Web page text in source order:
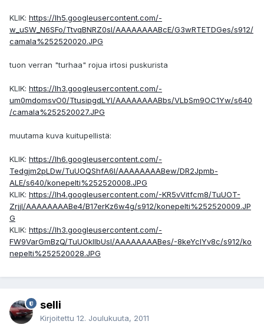
KLIK: https://lh5.googleusercontent.com/-
w_uSW_N6SFo/TtvqBNRZ0sI/AAAAAAAABcE/G3wRTETDGes/s912/
camala%252520020.JPG
tuon verran "turhaa" rojua irtosi puskurista
KLIK: https://lh3.googleusercontent.com/-
um0mdomsvO0/TtusipgdLYI/AAAAAAAABbs/VLbSm9OC1Yw/s640
/camala%252520027.JPG
muutama kuva kuitupellistä:
KLIK: https://lh6.googleusercontent.com/-
Tedgjm2pLDw/TuUOQShfA6I/AAAAAAAABew/DR2Jpmb-
ALE/s640/konepelti%252520008.JPG
KLIK: https://lh4.googleusercontent.com/-KR5vVitfcm8/TuUOT-
ZrjjI/AAAAAAAABe4/B17erKz6w4g/s912/konepelti%252520009.JP
G
KLIK: https://lh3.googleusercontent.com/-
FW9VarGmBzQ/TuUOklIbUsI/AAAAAAAABes/-8keYcIYv8c/s912/ko
nepelti%252520028.JPG
selli
Kirjoitettu 12. Joulukuuta, 2011